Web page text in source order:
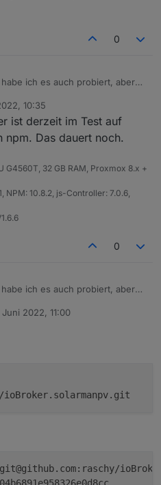
0
habe ich es auch probiert, aber
2904 11 12:30 ?
10229  0 12:31 ?
13015 40 12:31 ?
ssh key in github zu
sollte es klappen
10:35
ist derzeit im Test auf
npm. Das dauert noch.
G4560T, 32 GB RAM, Proxmox 8.x +
NPM: 10.8.2, js-Controller: 7.0.6,
0
habe ich es auch probiert, aber
2904 11 12:30 ?
10229  0 12:31 ?
2022, 11:00